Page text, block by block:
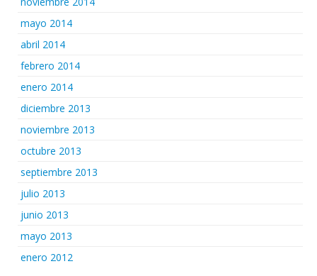
mayo 2014
abril 2014
febrero 2014
enero 2014
diciembre 2013
noviembre 2013
octubre 2013
septiembre 2013
julio 2013
junio 2013
mayo 2013
enero 2012